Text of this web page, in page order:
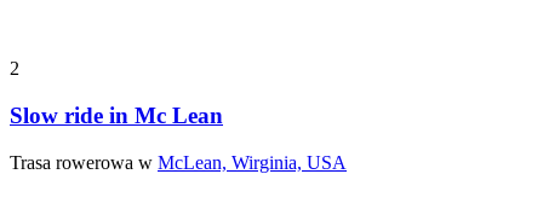
2
Slow ride in Mc Lean
Trasa rowerowa w McLean, Wirginia, USA